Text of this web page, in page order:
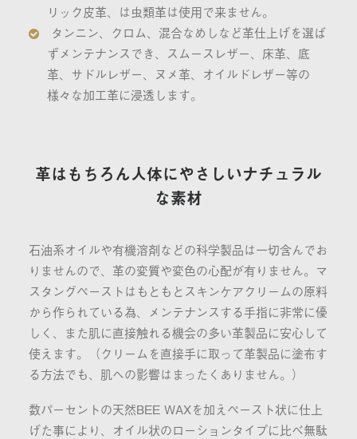
リック皮革、は虫類革は使用で来ません。
タンニン、クロム、混合なめしなど革仕上げを選ば
ずメンテナンスでき、スムースレザー、床革、底
革、サドルレザー、ヌメ革、オイルドレザー等の
様々な加工革に浸透します。
革はもちろん人体にやさしいナチュラル
な素材
石油系オイルや有機溶剤などの科学製品は一切含んでお
りませんので、革の変質や変色の心配が有りません。マ
スタングペーストはもともとスキンケアクリームの原料
から作られている為、メンテナンスする手指に非常に優
しく、また肌に直接触れる機会の多い革製品に安心して
使えます。（クリームを直接手に取って革製品に塗布す
る方法でも、肌への影響はまったくありません。）
数パーセントの天然BEE WAXを加えペースト状に仕上
げた事により、オイル状のローションタイプに比べ無駄